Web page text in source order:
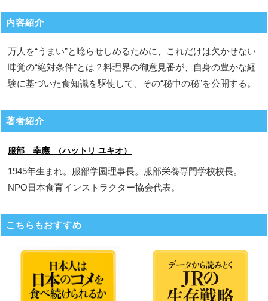
内容紹介
万人を“うまい”と唸らせしめるために、これだけは欠かせない
味覚の“絶対条件”とは？料理界の御意見番が、自身の豊かな経
験に基づいた食知識を駆使して、その“秘中の秘”を公開する。
著者紹介
服部 幸應 （ハットリ ユキオ）
1945年生まれ。服部学園理事長。服部栄養専門学校校長。
NPO日本食育インストラクター協会代表。
こちらもおすすめ